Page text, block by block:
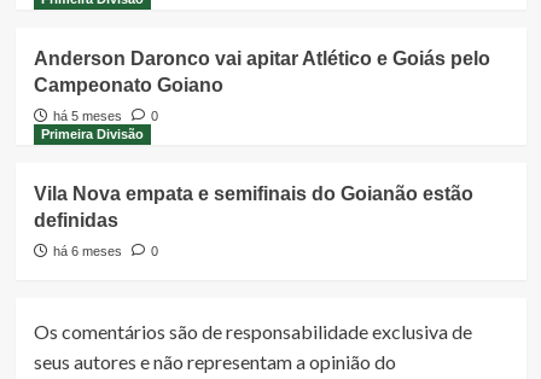
Anderson Daronco vai apitar Atlético e Goiás pelo
Campeonato Goiano
há 5 meses
0
Primeira Divisão
Vila Nova empata e semifinais do Goianão estão
definidas
há 6 meses 0
Os comentários são de responsabilidade exclusiva de
seus autores e não representam a opinião do